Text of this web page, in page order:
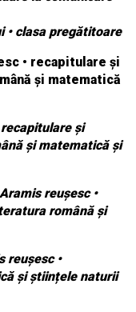
• clasa pregătitoare
• recapitulare și
și matematică
și
și matematică și
reușesc •
română și
reușesc •
și științele naturii